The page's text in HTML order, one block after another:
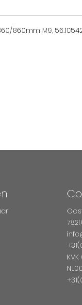
860mm M9,